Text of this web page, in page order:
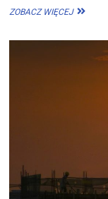
ZOBACZ WIĘCEJ